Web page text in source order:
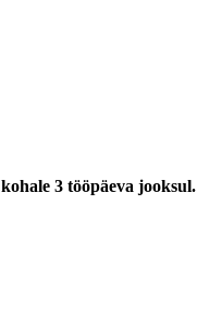
3 tööpäeva jooksul.